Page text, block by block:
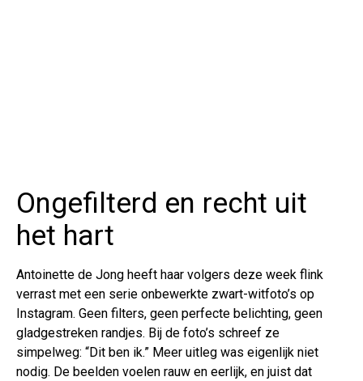
Ongefilterd en recht uit
het hart
Antoinette de Jong heeft haar volgers deze week flink
verrast met een serie onbewerkte zwart-witfoto’s op
Instagram. Geen filters, geen perfecte belichting, geen
gladgestreken randjes. Bij de foto’s schreef ze
simpelweg: “Dit ben ik.” Meer uitleg was eigenlijk niet
nodig. De beelden voelen rauw en eerlijk, en juist dat